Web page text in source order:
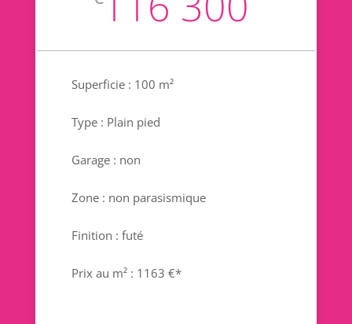
Superficie : 100 m²
Type : Plain pied
Garage : non
Zone : non parasismique
Finition : futé
Prix au m² : 1163 €*